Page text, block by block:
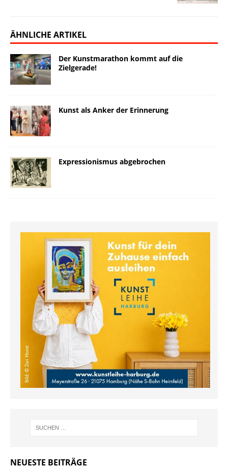
ÄHNLICHE ARTIKEL
Der Kunstmarathon kommt auf die
Zielgerade!
Kunst als Anker der Erinnerung
Expressionismus abgebrochen
NEUESTE BEITRÄGE